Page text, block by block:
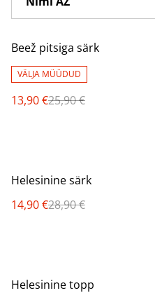
%
Beež pitsiga särk
VÄLJA MÜÜDUD
13,90 €25,90 €
%
Helesinine särk
14,90 €28,90 €
%
Helesinine topp